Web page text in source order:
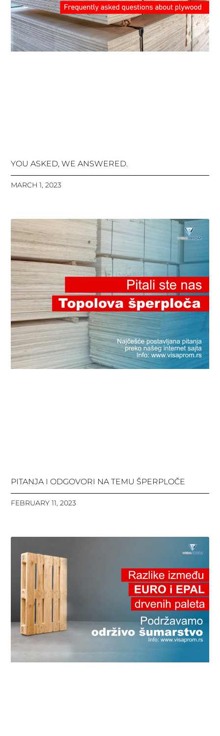
YOU ASKED, WE ANSWERED.
MARCH 1, 2023
PITANJA I ODGOVORI NA TEMU ŠPERPLOČE
FEBRUARY 11, 2023